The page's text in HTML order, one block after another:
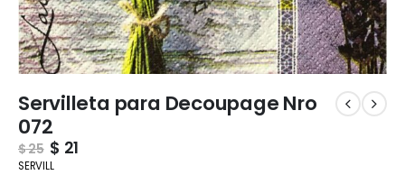
Servilleta para Decoupage Nro
072
$25 $ 21
SERVILL